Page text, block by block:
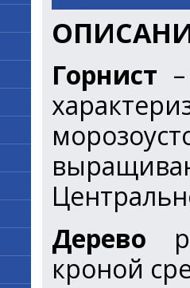
Горнист
Дерево
кроной